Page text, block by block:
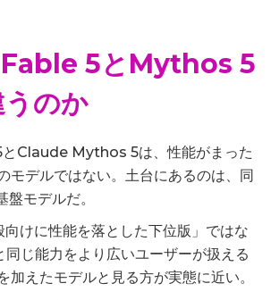
5とMythos 5
のか
Claude Mythos 5は、性能がまった
モデルではない。土台にあるのは、同
モデルだ。
けに性能を落とした下位版」ではな
じ能力をより広いユーザーが扱える
加えたモデルと見る方が実態に近い。